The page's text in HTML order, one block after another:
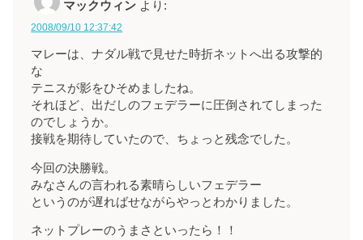
マックウィン より:
2008/09/10 12:37:42
マレーは、ナダル戦で見せた時折ネットへ出る攻撃的
な
テニスが影をひそめましたね。
それほど、出だしのフェデラーに圧倒されてしまった
のでしょうか。
接戦を期待していたので、ちょっと残念でした。
今回の決勝戦。
みなさんの言われる素晴らしいフェデラー
というのが遅ればせながらやっとわかりました。
ネットプレーのうまさといったら！！